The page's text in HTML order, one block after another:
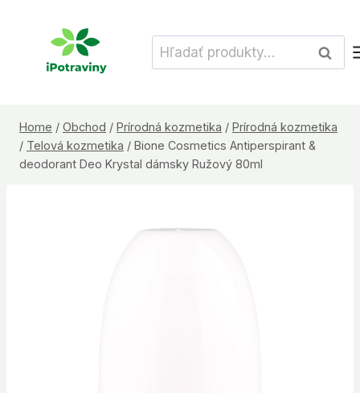
Hľadať:
Home / Obchod / Prírodná kozmetika / Prírodná kozmetika
/ Telová kozmetika / Bione Cosmetics Antiperspirant &
deodorant Deo Krystal dámsky Ružový 80ml